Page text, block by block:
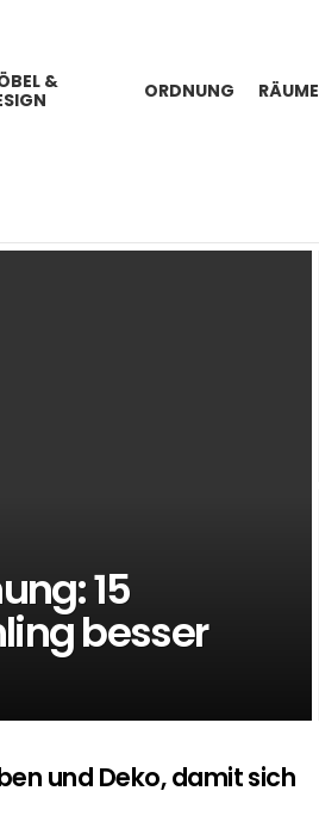
&
ORDNUNG RÄUME
15
besser
und Deko, damit sich